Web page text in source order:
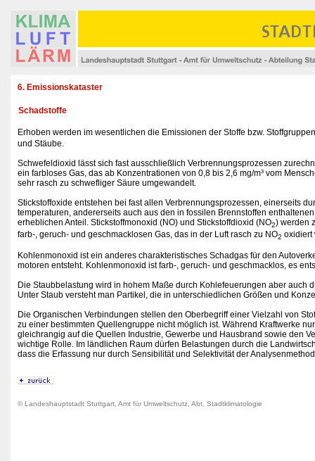
6. Emissionskataster
Schadstoffe
Erhoben werden im wesentlichen die Emissionen der Stoffe bzw.
und Stäube.
Schwefeldioxid lässt sich fast ausschließlich Verbrennungsprozessen
ein farbloses Gas, das ab Konzentrationen von 0,8 bis 2,6 mg/m³ vom
sehr rasch zu schwefliger Säure umgewandelt.
Stickstoffoxide entstehen bei fast allen Verbrennungsprozessen, einerseits
temperaturen, andererseits auch aus den in fossilen Brennstoffen
erheblichen Anteil. Stickstoffmonoxid (NO) und Stickstoffdioxid (NO2) werden
farb-, geruch- und geschmacklosen Gas, das in der Luft rasch zu NO2 oxidiert
Kohlenmonoxid ist ein anderes charakteristisches Schadgas für den
motoren entsteht. Kohlenmonoxid ist farb-, geruch- und geschmacklos, es
Die Staubbelastung wird in hohem Maße durch Kohlefeuerungen aber
Unter Staub versteht man Partikel, die in unterschiedlichen Größen und
Die Organischen Verbindungen stellen den Oberbegriff einer Vielzahl von
zu einer bestimmten Quellengruppe nicht möglich ist. Während Kraftwerke
gleichrangig auf die Quellen Industrie, Gewerbe und Hausbrand sowie den
wichtige Rolle. Im ländlichen Raum dürfen Belastungen durch die
dass die Erfassung nur durch Sensibilität und Selektivität der
© Landeshauptstadt Stuttgart, Amt für Umweltschutz, Abt. Stadtklimatologie